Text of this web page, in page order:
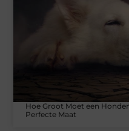
Hoe Groot Moet een
Perfecte Maat